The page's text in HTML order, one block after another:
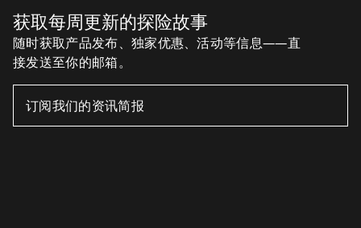
获取每周更新的探险故事
随时获取产品发布、独家优惠、活动等信息——直
接发送至你的邮箱。